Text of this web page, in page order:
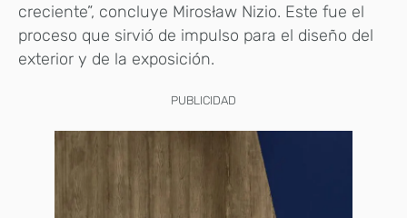
creciente”, concluye Mirosław Nizio. Este fue el
proceso que sirvió de impulso para el diseño del
exterior y de la exposición.
PUBLICIDAD